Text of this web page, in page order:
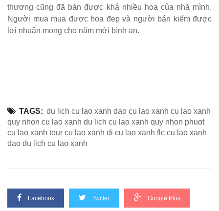
thương cũng đã bán được khá nhiều hoa của nhà mình.
Người mua mua được hoa đẹp và người bán kiếm được
lợi nhuận mong cho năm mới bình an.
TAGS: du lich cu lao xanh dao cu lao xanh cu lao xanh
quy nhon cu lao xanh du lich cu lao xanh quy nhon phuot
cu lao xanh tour cu lao xanh di cu lao xanh flc cu lao xanh
dao du lich cu lao xanh
Facebook Twitter Google Plus